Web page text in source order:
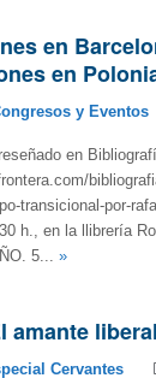
en
en
y Eventos
en
transicional-por-
h., en la llibrería
5... »
amante
Cervantes